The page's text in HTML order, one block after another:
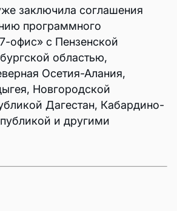
заключила соглашения
программного
офис» с Пензенской
областью,
Осетия-Алания,
Новгородской
Дагестан, Кабардино-
и другими